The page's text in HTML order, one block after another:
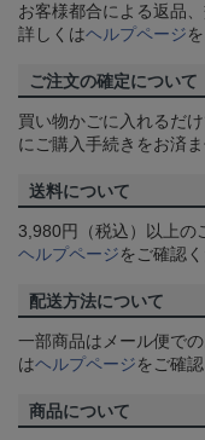
お客様都合による返品
詳しくはヘルプページ
ご注文の確定について
買い物かごに入れるだ
にご購入手続きをお済ま
送料について
3,980円（税込）以上の
ヘルプページをご確認く
配送方法について
一部商品はメール便で
はヘルプページをご確
商品について